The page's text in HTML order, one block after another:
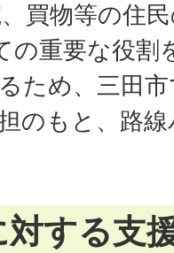
買物等の住
の重要な役
ため、三田
のもと、路
する支